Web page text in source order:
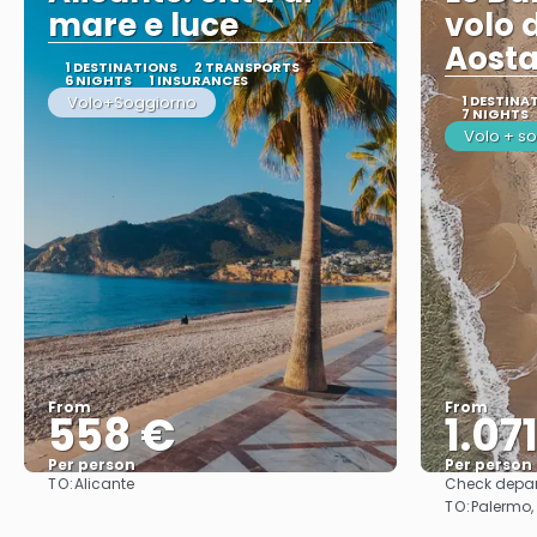
mare e luce
1 DESTINATIONS 2 TRANSPORTS
6 NIGHTS 1 INSURANCES
Volo+Soggiorno
From
558 €
Per person
TO:Alicante
volo
1
7 NIGHTS
Volo +
From
Per person
Check
TO: